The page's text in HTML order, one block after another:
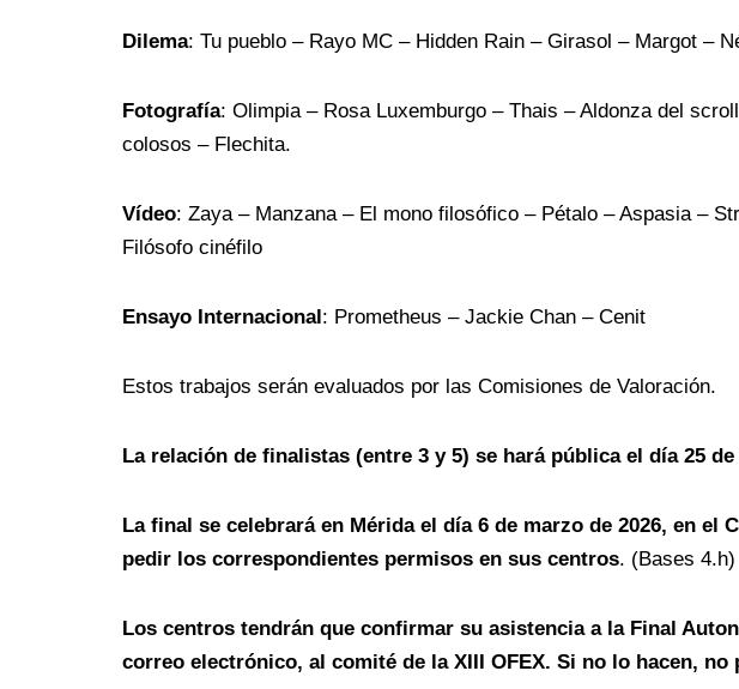
Dilema: Tu pueblo – Rayo MC – Hidden Rain – Girasol – Margot –
Fotografía: Olimpia – Rosa Luxemburgo – Thais – Aldonza del
colosos – Flechita.
Vídeo: Zaya – Manzana – El mono filosófico – Pétalo – Aspasia –
Filósofo cinéfilo
Ensayo Internacional : Prometheus – Jackie Chan – Cenit
Estos trabajos serán evaluados por las Comisiones de Valoración.
La relación de finalistas (entre 3 y 5) se hará pública el día 25
La final se celebrará en Mérida el día 6 de marzo de 2026, en
pedir los correspondientes permisos en sus centros. (Bases 4.h)
Los centros tendrán que confirmar su asistencia a la Final
correo electrónico, al comité de la XIII OFEX. Si no lo hacen,